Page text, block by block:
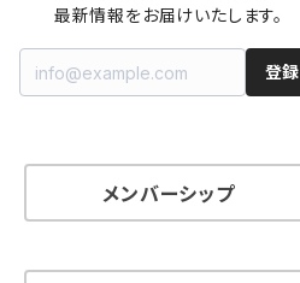
最新情報をお届けいたします。
登録
メンバーシップ